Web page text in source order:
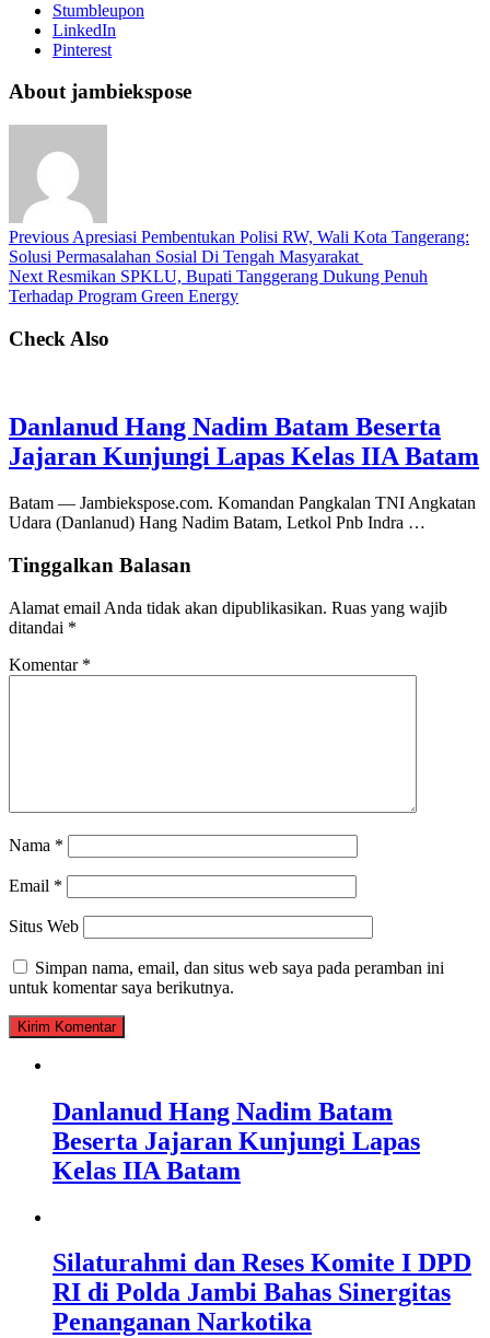
Stumbleupon
LinkedIn
Pinterest
About jambiekspose
Previous Apresiasi Pembentukan Polisi RW, Wali Kota Tangerang:
Solusi Permasalahan Sosial Di Tengah Masyarakat
Next Resmikan SPKLU, Bupati Tanggerang Dukung Penuh
Terhadap Program Green Energy
Check Also
Danlanud Hang Nadim Batam Beserta
Jajaran Kunjungi Lapas Kelas IIA Batam
Batam — Jambiekspose.com. Komandan Pangkalan TNI Angkatan
Udara (Danlanud) Hang Nadim Batam, Letkol Pnb Indra …
Tinggalkan Balasan
Alamat email Anda tidak akan dipublikasikan. Ruas yang wajib
ditandai *
Komentar *
Nama *
Email *
Situs Web
Simpan nama, email, dan situs web saya pada peramban ini
untuk komentar saya berikutnya.
Danlanud Hang Nadim Batam
Beserta Jajaran Kunjungi Lapas
Kelas IIA Batam
Silaturahmi dan Reses Komite I DPD
RI di Polda Jambi Bahas Sinergitas
Penanganan Narkotika